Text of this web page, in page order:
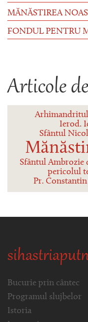
MĂNĂSTIREA
FONDUL PENTRU
Articole
Ierod.
Sfântul
Sfântul Ambrozie
pericolul
Pr.
Bucurie prin cântec
Programul slujbelor
Istoria